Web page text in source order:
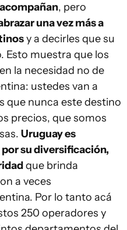
, pero
una vez más a
y a decirles que su
Esto muestra que los
la necesidad no de
ustedes van a
que nunca este destino
precios, que somos
Uruguay es
su diversificación,
que brinda
a veces
Por lo tanto acá
250 operadores y